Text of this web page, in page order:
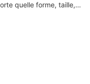
quelle forme, taille,